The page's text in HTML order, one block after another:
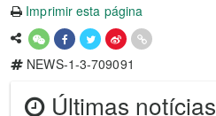
Imprimir esta página
NEWS-1-3-709091
Últimas notícias